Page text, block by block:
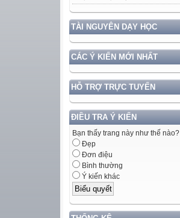
TÀI NGUYÊN DẠY HỌC
CÁC Ý KIẾN MỚI NHẤT
HỖ TRỢ TRỰC TUYẾN
ĐIỀU TRA Ý KIẾN
Bạn thấy trang này như thế nào?
Đẹp
Đơn điệu
Bình thường
Ý kiến khác